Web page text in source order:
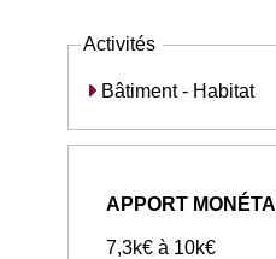
Activités
Bâtiment - Habitat
APPORT
7,3k€ à 10k€